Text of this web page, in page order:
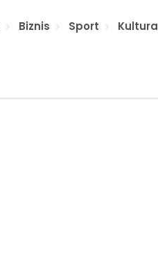
Biznis Sport Kultura